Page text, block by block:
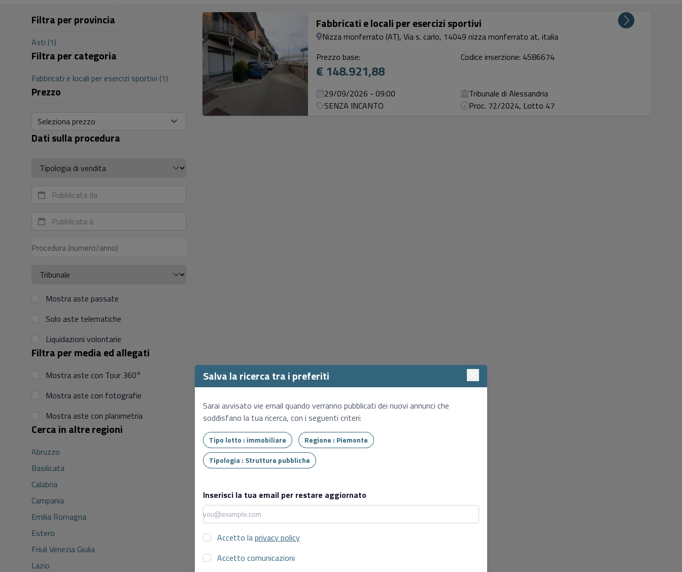
Filtra per provincia
Asti (1)
Filtra per categoria
Fabbricati e locali per esercizi sportivi (1)
Prezzo
Seleziona prezzo
Dati sulla procedura
Tipologia di vendita
Mostra aste passate
Solo aste telematiche
Liquidazioni volontarie
Filtra per media ed allegati
Mostra aste con Tour 360°
Mostra aste con fotografie
Mostra aste con planimetria
Cerca in altre regioni
Abruzzo
Basilicata
Calabria
Campania
Emilia Romagna
Estero
Friuli Venezia Giulia
Lazio
Fabbricati e locali per esercizi sportivi
Nizza monferrato (AT), Via s. carlo, 14049 nizza monferrato at, italia
Prezzo base:
€ 148.921,88
Codice inserzione: 4586674
29/09/2026 - 09:00
Tribunale di Alessandria
SENZA INCANTO
Proc. 72/2024, Lotto 47
Salva la ricerca tra i preferiti
Sarai avvisato vie email quando verranno pubblicati dei nuovi annunci che
soddisfano la tua ricerca, con i seguenti criteri:
Tipo lotto : immobiliare
Regione : Piemonte
Tipologia : Strutture pubbliche
Inserisci la tua email per restare aggiornato
Accetto laprivacy policy
Accetto comunicazioni